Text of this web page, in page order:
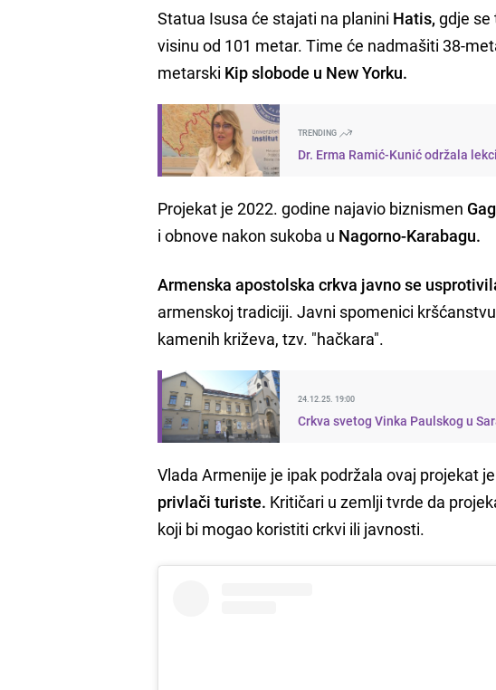
Statua Isusa će stajati na planini Hatis, gdje se
visinu od 101 metar. Time će nadmašiti 38-
metarski Kip slobode u New Yorku.
TRENDING
Dr. Erma Ramić-Kunić održala
Projekat je 2022. godine najavio biznismen
i obnove nakon sukoba u Nagorno-Karabagu.
Armenska apostolska crkva javno se
armenskoj tradiciji. Javni spomenici
kamenih križeva, tzv. "hačkara".
24.12.25. 19:00
Crkva svetog Vinka Paulskog u
Vlada Armenije je ipak podržala ovaj projekat
privlači turiste. Kritičari u zemlji tvrde da
koji bi mogao koristiti crkvi ili javnosti.